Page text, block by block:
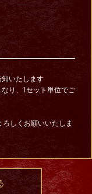
いたします
り、1セット単位でご
しくお願いいたしま